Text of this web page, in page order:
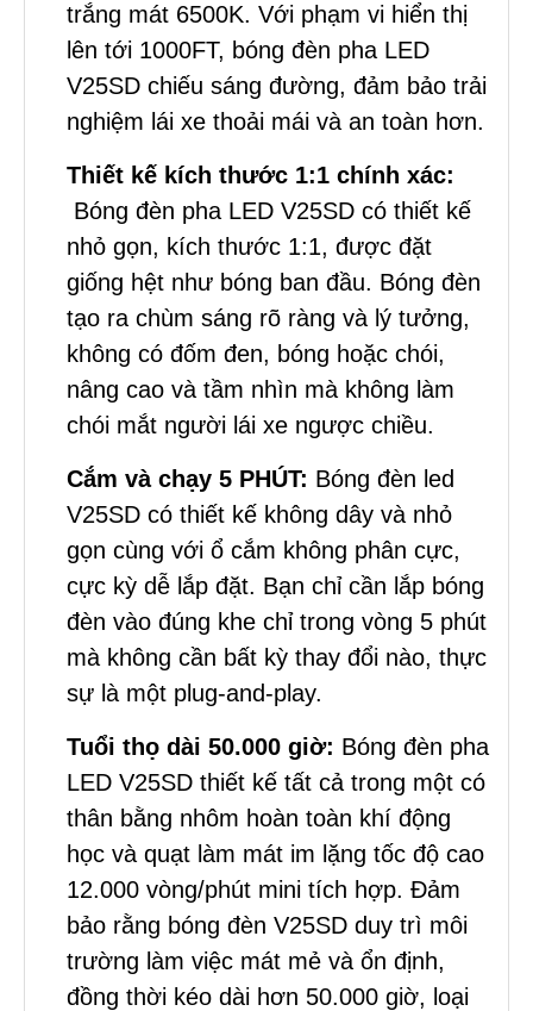
trắng mát 6500K. Với phạm vi hiển thị
lên tới 1000FT, bóng đèn pha LED
V25SD chiếu sáng đường, đảm bảo trải
nghiệm lái xe thoải mái và an toàn hơn.
Thiết kế kích thước 1:1 chính xác:
Bóng đèn pha LED V25SD có thiết kế
nhỏ gọn, kích thước 1:1, được đặt
giống hệt như bóng ban đầu. Bóng đèn
tạo ra chùm sáng rõ ràng và lý tưởng,
không có đốm đen, bóng hoặc chói,
nâng cao và tầm nhìn mà không làm
chói mắt người lái xe ngược chiều.
Cắm và chạy 5 PHÚT: Bóng đèn led
V25SD có thiết kế không dây và nhỏ
gọn cùng với ổ cắm không phân cực,
cực kỳ dễ lắp đặt. Bạn chỉ cần lắp bóng
đèn vào đúng khe chỉ trong vòng 5 phút
mà không cần bất kỳ thay đổi nào, thực
sự là một plug-and-play.
Tuổi thọ dài 50.000 giờ: Bóng đèn pha
LED V25SD thiết kế tất cả trong một có
thân bằng nhôm hoàn toàn khí động
học và quạt làm mát im lặng tốc độ cao
12.000 vòng/phút mini tích hợp. Đảm
bảo rằng bóng đèn V25SD duy trì môi
trường làm việc mát mẻ và ổn định,
đồng thời kéo dài hơn 50.000 giờ, loại